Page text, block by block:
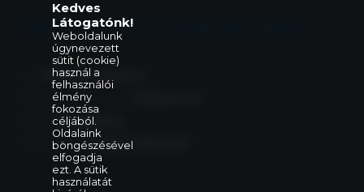
Eleki Közös Önkormányzati Hivatal
5742 Elek, Gyulai út 2.
Központi telefonszám:
E-mail:elek@elek.hu
Hivatali Kapu:PHELEK,706040373
Kedves
Látogatónk!
Weboldalunk
úgynevezett
sütit (cookie)
használ a
felhasználói
élmény
fokozása
céljából.
Oldalaink
böngészésével
elfogadja
ezt. A sütik
használatát